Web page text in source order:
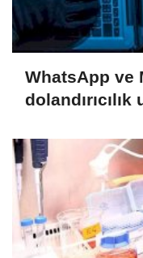
WhatsApp ve
dolandırıcılık